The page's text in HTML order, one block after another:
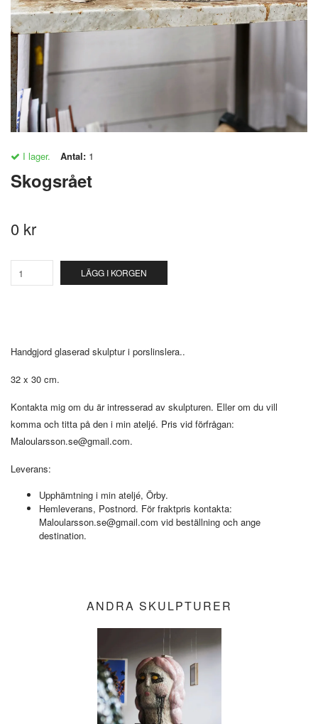
I lager. Antal: 1
Skogsrået
0 kr
LÄGG I KORGEN
Handgjord glaserad skulptur i porslinslera..
32 x 30 cm.
Kontakta mig om du är intresserad av skulpturen. Eller om du vill
komma och titta på den i min ateljé. Pris vid förfrågan:
Maloularsson.se@gmail.com.
Leverans:
Upphämtning i min ateljé, Örby.
Hemleverans, Postnord. För fraktpris kontakta:
Maloularsson.se@gmail.com vid beställning och ange
destination.
ANDRA SKULPTURER